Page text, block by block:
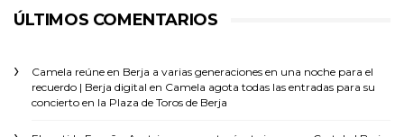
ÚLTIMOS COMENTARIOS
Camela reúne en Berja a varias generaciones en una noche para el
recuerdo | Berja digital en Camela agota todas las entradas para su
concierto en la Plaza de Toros de Berja